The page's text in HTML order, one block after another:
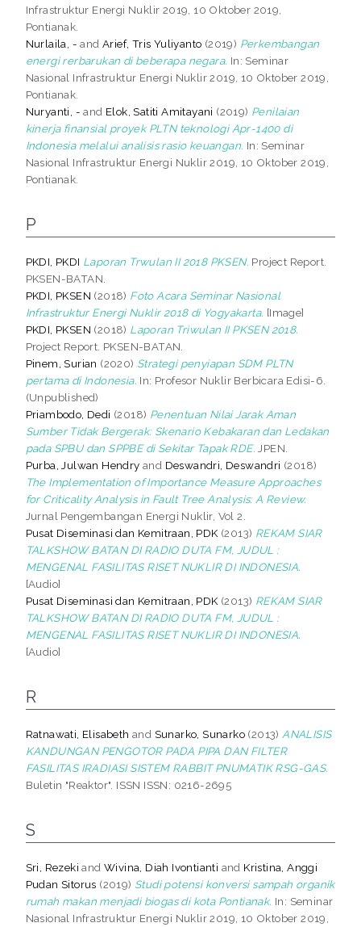
Infrastruktur Energi Nuklir 2019, 10 Oktober 2019,
Pontianak.
Nurlaila, - andArief, Tris Yuliyanto (2019) Perkembangan
energi rerbarukan di beberapa negara. In: Seminar
Nasional Infrastruktur Energi Nuklir 2019, 10 Oktober 2019,
Pontianak.
Nuryanti, - and Elok, Satiti Amitayani (2019) Penilaian
kinerja finansial proyek PLTN teknologi Apr-1400 di
Indonesia melalui analisis rasio keuangan. In: Seminar
Nasional Infrastruktur Energi Nuklir 2019, 10 Oktober 2019,
Pontianak.
P
PKDI, PKDI Laporan Trwulan II 2018 PKSEN. Project Report.
PKSEN-BATAN.
PKDI, PKSEN (2018) Foto Acara Seminar Nasional
Infrastruktur Energi Nuklir 2018 di Yogyakarta. [Image]
PKDI, PKSEN (2018) Laporan Triwulan II PKSEN 2018.
Project Report. PKSEN-BATAN.
Pinem, Surian (2020) Strategi penyiapan SDM PLTN
pertama di Indonesia. In: Profesor Nuklir Berbicara Edisi-6.
(Unpublished)
Priambodo, Dedi (2018) Penentuan Nilai Jarak Aman
Sumber Tidak Bergerak: Skenario Kebakaran dan Ledakan
pada SPBU dan SPPBE di Sekitar Tapak RDE. JPEN.
Purba, Julwan Hendry and Deswandri, Deswandri (2018)
The Implementation of Importance Measure Approaches
for Criticality Analysis in Fault Tree Analysis: A Review.
Jurnal Pengembangan Energi Nuklir, Vol 2.
Pusat Diseminasi dan Kemitraan, PDK (2013) REKAM SIAR
TALKSHOW BATAN DI RADIO DUTA FM, JUDUL :
MENGENAL FASILITAS RISET NUKLIR DI INDONESIA.
[Audio]
Pusat Diseminasi dan Kemitraan, PDK (2013) REKAM SIAR
TALKSHOW BATAN DI RADIO DUTA FM, JUDUL :
MENGENAL FASILITAS RISET NUKLIR DI INDONESIA.
[Audio]
R
Ratnawati, Elisabeth and Sunarko, Sunarko (2013) ANALISIS
KANDUNGAN PENGOTOR PADA PIPA DAN FILTER
FASILITAS IRADIASI SISTEM RABBIT PNUMATIK RSG-GAS.
Buletin "Reaktor". ISSN ISSN: 0216-2695
S
Sri, Rezeki andWivina, Diah Ivontianti and Kristina, Anggi
Pudan Sitorus (2019) Studi potensi konversi sampah organik
rumah makan menjadi biogas di kota Pontianak. In: Seminar
Nasional Infrastruktur Energi Nuklir 2019, 10 Oktober 2019,